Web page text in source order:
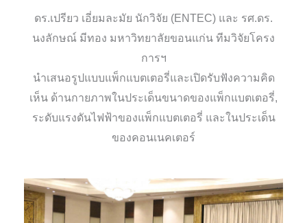
ดร.เปรียว เอี่ยมละมัย นักวิจัย (ENTEC) และ รศ.ดร.
นงลักษณ์ มีทอง มหาวิทยาลัยขอนแก่น ทีมวิจัยโครง
การฯ
นำเสนอรูปแบบแพ็กแบตเตอรี่และเปิดรับฟังความคิด
เห็น ด้านกายภาพในประเด็นขนาดของแพ็กแบตเตอรี่,
ระดับแรงดันไฟฟ้าของแพ็กแบตเตอรี่ และในประเด็น
ของคอนเนคเตอร์